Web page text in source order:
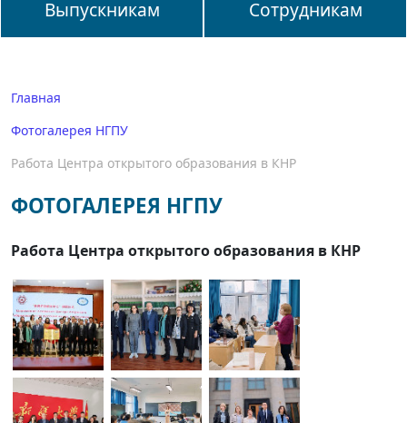
Выпускникам Сотрудникам
Главная
Фотогалерея НГПУ
Работа Центра открытого образования в КНР
ФОТОГАЛЕРЕЯ НГПУ
Работа Центра открытого образования в КНР